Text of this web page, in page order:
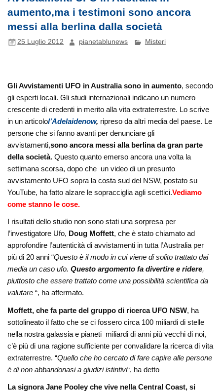
aumento,ma i testimoni sono ancora
messi alla berlina dalla società
25 Luglio 2012 pianetablunews Misteri
Gli Avvistamenti UFO in Australia sono in aumento, secondo
gli esperti locali. Gli studi internazionali indicano un numero
crescente di credenti in merito alla vita extraterrestre. Lo scrive
in un articolol’Adelaidenow, ripreso da altri media del paese. Le
persone che si fanno avanti per denunciare gli
avvistamenti,sono ancora messi alla berlina da gran parte
della società. Questo quanto emerso ancora una volta la
settimana scorsa, dopo che un video di un presunto
avvistamento UFO sopra la costa sud del NSW, postato su
YouTube, ha fatto alzare le sopracciglia agli scettici.Vediamo
come stanno le cose.
I risultati dello studio non sono stati una sorpresa per
l’investigatore Ufo, Doug Moffett, che è stato chiamato ad
approfondire l’autenticità di avvistamenti in tutta l’Australia per
più di 20 anni “Questo è il modo in cui viene di solito trattato dai
media un caso ufo.Questo argomento fa divertire e ridere,
piuttosto che essere trattato come una possibilità scientifica da
valutare“, ha affermato.
Moffett, che fa parte del gruppo di ricerca UFO NSW, ha
sottolineato il fatto che se ci fossero circa 100 miliardi di stelle
nella nostra galassia e pianeti miliardi di anni più vecchi di noi,
c’è più di una ragione sufficiente per convalidare la ricerca di vita
extraterrestre. “Quello che ho cercato di fare capire alle persone
è di non abbandonasi a giudizi istintivi“, ha detto
La signora Jane Pooley che vive nella Central Coast, si